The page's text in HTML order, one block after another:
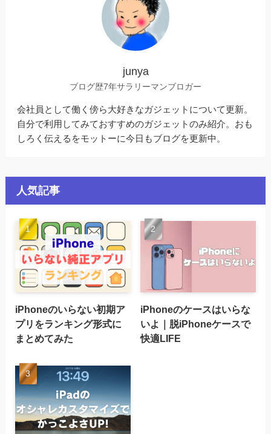
junya
ブログ歴7年サラリーマンブロガー
会社員として働く傍ら大好きなガジェットについて更新。
自分で利用してみておすすめのガジェットのみ紹介。おも
しろく伝えるをモットーに今日もブログを更新中。
人気記事
iPhoneのいらない初期ア
プリをランキング形式に
まとめてみた
iPhoneのケースはいらな
いよ｜脱iPhoneケースで
快適LIFE